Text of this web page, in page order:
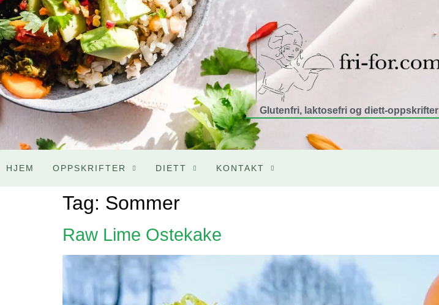
Glutenfri, laktosefri og diett-oppskrifter
HJEM OPPSKRIFTER DIETT KONTAKT
Tag: Sommer
Raw Lime Ostekake